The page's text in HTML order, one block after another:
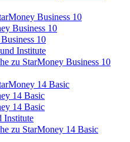
Business 10
Business 10
10
Institute
zu StarMoney Business 10
14 Basic
14 Basic
14 Basic
Institute
zu StarMoney 14 Basic